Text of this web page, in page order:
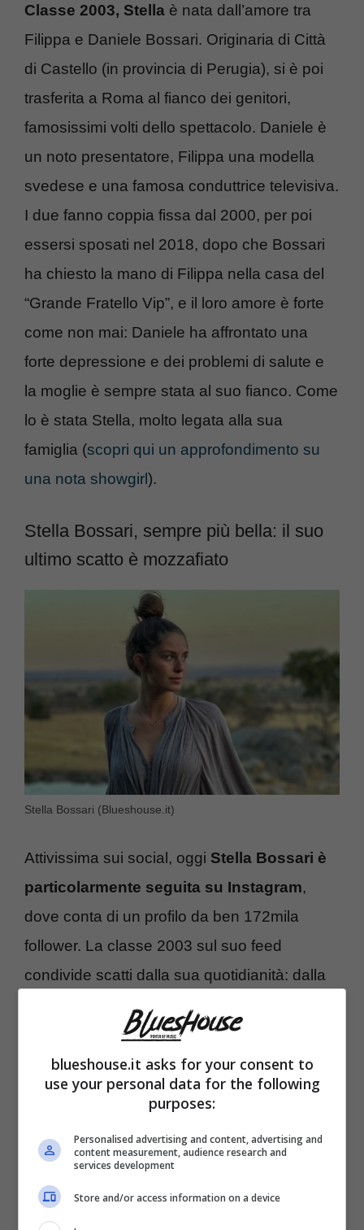
Classe 2003, Stella è nata dall’amore tra
Filippa e Daniele Bossari. Originaria di Città
di Castello (in provincia di Perugia), si è poi
trasferita a Roma al fianco dei genitori,
famosissimi volti dello spettacolo. Daniele è
un noto presentatore, Filippa una modella
svedese e una famosa conduttrice televisiva.
I due fanno coppia fissa dal 2000, per poi
essersi sposati nel 2018, dopo che Bossari
ha chiesto la mano di Filippa nella casa del
“Grande Fratello Vip”, e il loro amore è forte
come non mai: Daniele ha affrontato una
forte depressione e dei problemi di salute e
la moglie è sempre stata al suo fianco. Come
lo è stata Stella, molto legata alla sua
famiglia (scopri qui un approfondimento su
una nota showgirl).
Stella Bossari, sempre più bella: il suo
ultimo scatto è mozzafiato
Stella Bossari (Blueshouse.it)
Attivissima sui social, oggi Stella Bossari è
particolarmente seguita su Instagram,
dove conta di un profilo da ben 172mila
follower. La classe 2003 sul suo feed
condivide scatti dalla sua quotidianità: dalla
promozione di marchi, proprio come una
vera influencer, ai suoi viaggi, in ogni foto
mostra tutta la sua bellezza.
blueshouse.it asks for your consent to
use your personal data for the following
purposes:
Personalised advertising and content, advertising and
content measurement, audience research and
services development
Store and/or access information on a device